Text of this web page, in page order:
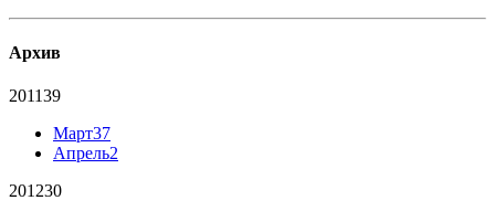
Архив
201139
Март37
Апрель2
201230